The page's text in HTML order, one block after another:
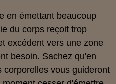
en émettant beaucoup
du corps reçoit trop
excédent vers une zone
besoin. Sachez qu'en
corporelles vous guideront